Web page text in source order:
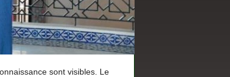
sont visibles. Le